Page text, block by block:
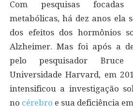
Com pesquisas focadas
metabólicas, há dez anos ela
dos efeitos dos hormônios
Alzheimer. Mas foi após a
pelo pesquisador Bruce
Universidade Harvard, em
intensificou a investigação
no cérebro e sua deficiência